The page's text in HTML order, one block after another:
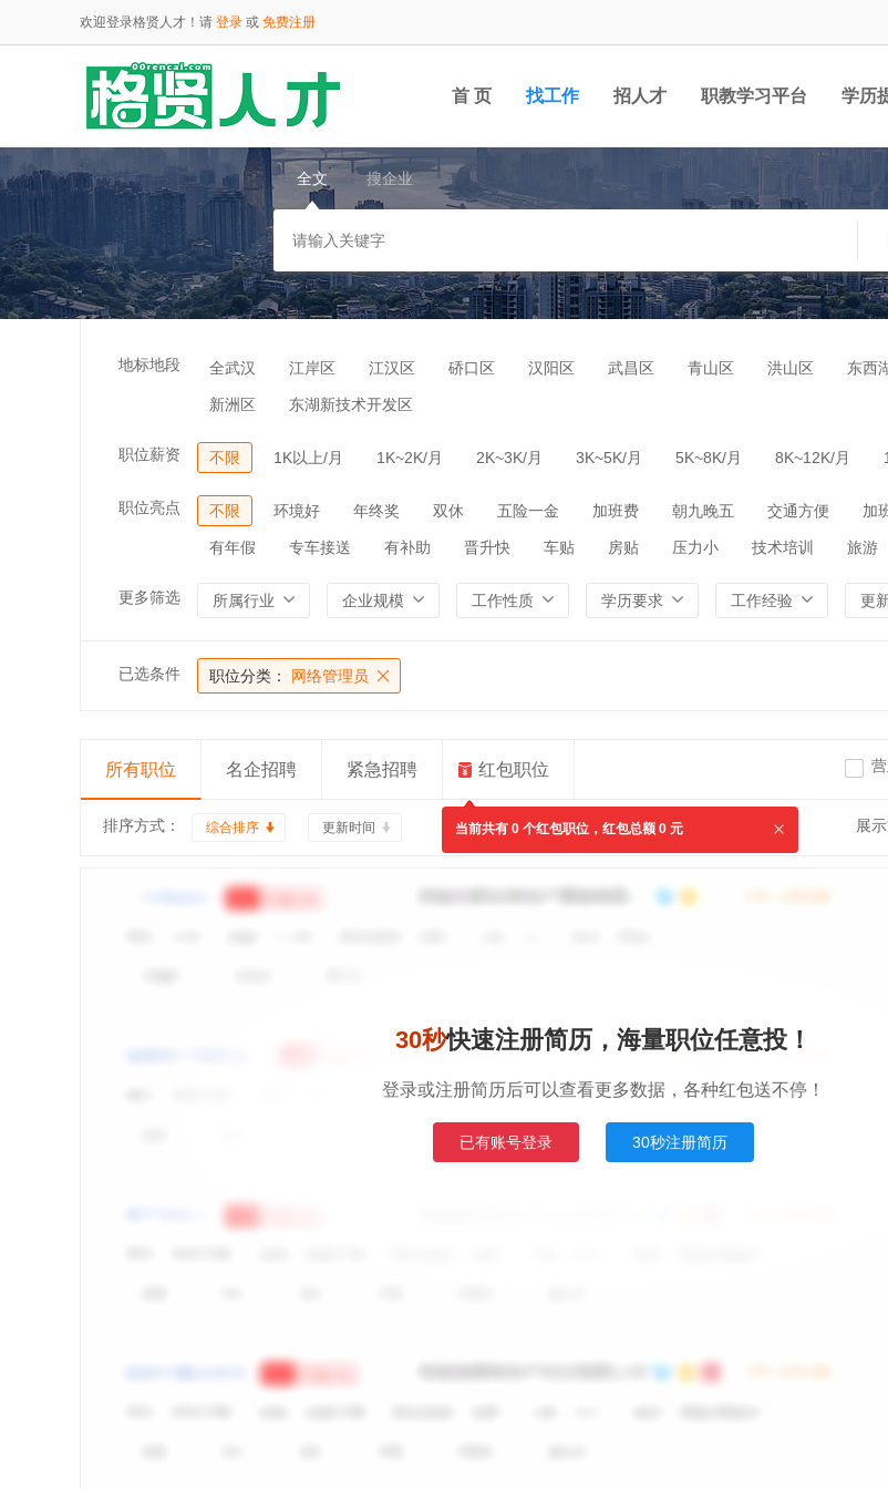
欢迎登录格贤人才！请 登录 或 免费注册
首 页 找工作 招人才 职教学习平台 学历
云端职位
全文 搜企业
地标地段 全武汉 江岸区 江汉区 硚口区 汉阳区 武昌区 青山区 洪山区 东西
新洲区 东湖新技术开发区
职位薪资 不限 1K以上/月 1K~2K/月 2K~3K/月 3K~5K/月 5K~8K/月 8K~12K/月
职位亮点 不限 环境好 年终奖 双休 五险一金 加班费 朝九晚五 交通方便 加
有年假 专车接送 有补助 晋升快 车贴 房贴 压力小 技术培训 旅游
更多筛选 所属行业 企业规模 工作性质 学历要求 工作经验 更
已选条件 职位分类： 网络管理员
所有职位 名企招聘 紧急招聘 红包职位
当前共有 0 个红包职位，红包总额 0 元
排序方式： 综合排序 更新时间 展
30秒快速注册简历，海量职位任意投！
登录或注册简历后可以查看更多数据，各种红包送不停！
已有账号登录 30秒注册简历